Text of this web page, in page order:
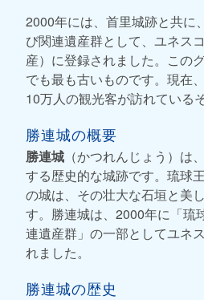
2000年には、首里城跡と共に
び関連遺産群として、ユネス
産）に登録されました。この
でも最も古いものです。現在
10万人の観光客が訪れている
勝連城の概要
勝連城 （かつれんじょう）は
する歴史的な城跡です。琉球
の城は、その壮大な石垣と美
す。勝連城は、2000年に「琉
連遺産群」の一部としてユネ
れました。
勝連城の歴史